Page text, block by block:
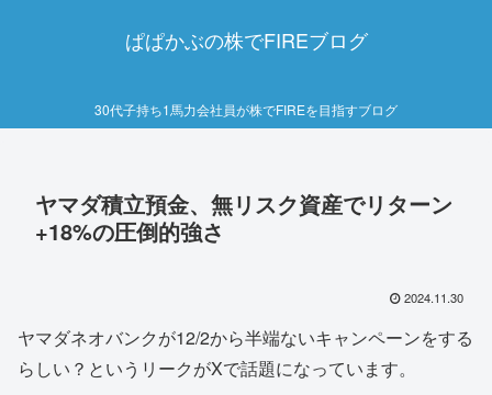
ぱぱかぶの株でFIREブログ
30代子持ち1馬力会社員が株でFIREを目指すブログ
ヤマダ積立預金、無リスク資産でリターン
+18%の圧倒的強さ
2024.11.30
ヤマダネオバンクが12/2から半端ないキャンペーンをする
らしい？というリークがXで話題になっています。